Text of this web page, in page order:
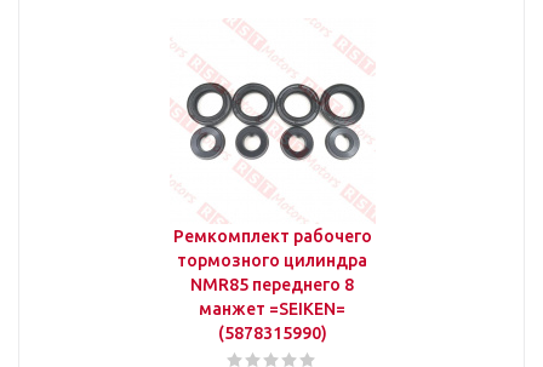
Ремкомплект рабочего
тормозного цилиндра
NMR85 переднего 8
манжет =SEIKEN=
(5878315990)